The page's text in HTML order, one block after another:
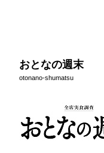
おとなの週末
otonano-shumatsu